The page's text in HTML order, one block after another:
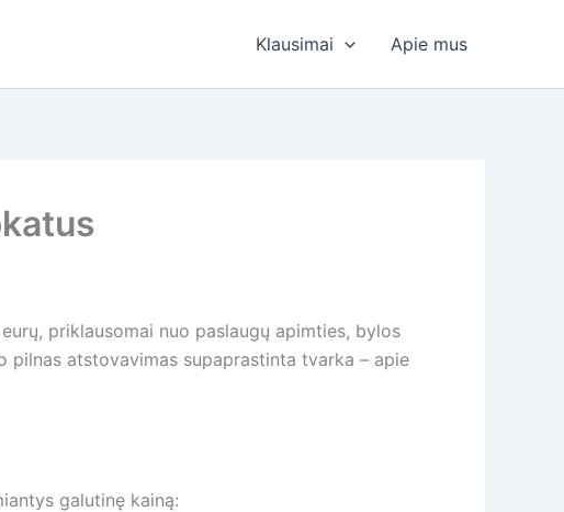
Klausimai Apie mus
priklausomai nuo paslaugų apimties, bylos
pilnas atstovavimas supaprastinta tvarka – apie
galutinę kainą: